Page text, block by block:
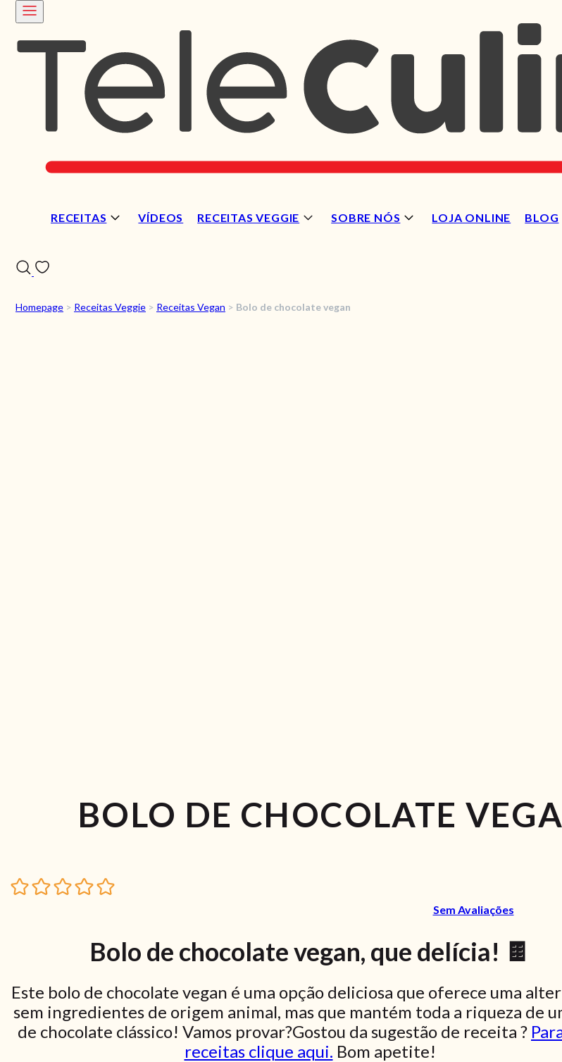
RECEITAS VÍDEOS RECEITAS VEGGIE SOBRE NÓS LOJA ONLINE BLOG
Homepage > Receitas Veggie > Receitas Vegan > Bolo de chocolate vegan
BOLO DE CHOCOLATE
Sem Avaliações
Bolo de chocolate vegan, que delícia! 🍫
Este bolo de chocolate vegan é uma opção deliciosa que oferece uma
sem ingredientes de origem animal, mas que mantém toda a riqueza de
de chocolate clássico! Vamos provar?Gostou da sugestão de receita ?
receitas clique aqui. Bom apetite!